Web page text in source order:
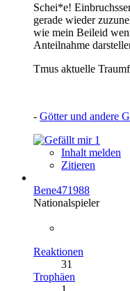
Schei*e!
gerade wieder
wie mein Beileid
Anteilnahme
Tmus aktuelle
- Götter und andere
1
Inhalt melden
Zitieren
Bene471988
Nationalspieler
Reaktionen
31
Trophäen